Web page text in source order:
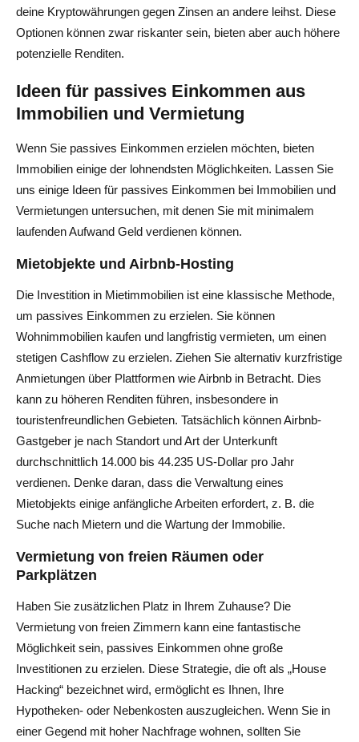
deine Kryptowährungen gegen Zinsen an andere leihst. Diese
Optionen können zwar riskanter sein, bieten aber auch höhere
potenzielle Renditen.
Ideen für passives Einkommen aus
Immobilien und Vermietung
Wenn Sie passives Einkommen erzielen möchten, bieten
Immobilien einige der lohnendsten Möglichkeiten. Lassen Sie
uns einige Ideen für passives Einkommen bei Immobilien und
Vermietungen untersuchen, mit denen Sie mit minimalem
laufenden Aufwand Geld verdienen können.
Mietobjekte und Airbnb-Hosting
Die Investition in Mietimmobilien ist eine klassische Methode,
um passives Einkommen zu erzielen. Sie können
Wohnimmobilien kaufen und langfristig vermieten, um einen
stetigen Cashflow zu erzielen. Ziehen Sie alternativ kurzfristige
Anmietungen über Plattformen wie Airbnb in Betracht. Dies
kann zu höheren Renditen führen, insbesondere in
touristenfreundlichen Gebieten. Tatsächlich können Airbnb-
Gastgeber je nach Standort und Art der Unterkunft
durchschnittlich 14.000 bis 44.235 US-Dollar pro Jahr
verdienen. Denke daran, dass die Verwaltung eines
Mietobjekts einige anfängliche Arbeiten erfordert, z. B. die
Suche nach Mietern und die Wartung der Immobilie.
Vermietung von freien Räumen oder
Parkplätzen
Haben Sie zusätzlichen Platz in Ihrem Zuhause? Die
Vermietung von freien Zimmern kann eine fantastische
Möglichkeit sein, passives Einkommen ohne große
Investitionen zu erzielen. Diese Strategie, die oft als „House
Hacking“ bezeichnet wird, ermöglicht es Ihnen, Ihre
Hypotheken- oder Nebenkosten auszugleichen. Wenn Sie in
einer Gegend mit hoher Nachfrage wohnen, sollten Sie